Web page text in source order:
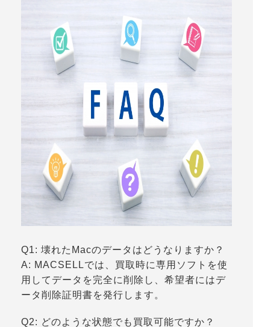
Q1: 壊れたMacのデータはどうなりますか？
A: MACSELLでは、買取時に専用ソフトを使
用してデータを完全に削除し、希望者にはデ
ータ削除証明書を発行します。
Q2: どのような状態でも買取可能ですか？